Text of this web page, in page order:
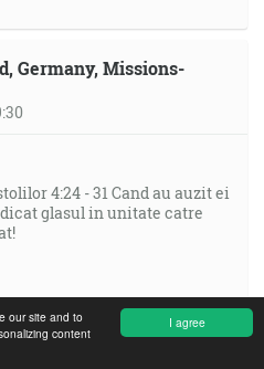
I agree
our site and to
content
Germany, Missions-
4:24 - 31 Cand au auzit ei
glasul in unitate catre
ouvirem isso, todos, de